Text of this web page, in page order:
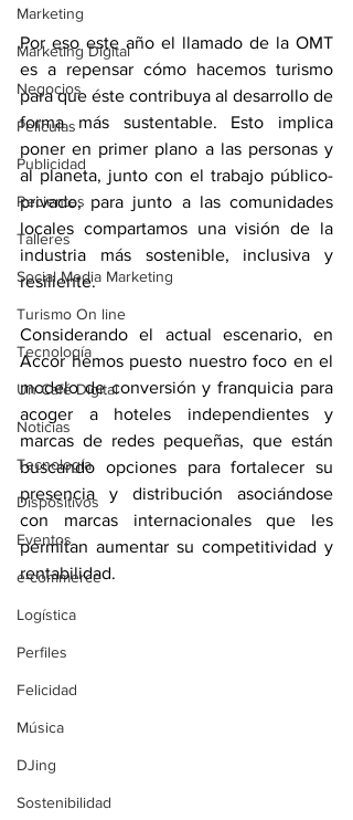
Marketing
Marketing Digital
Negocios
Películas
Publicidad
Recientes
Talleres
Social Media Marketing
Turismo On line
Tecnología
Un Café Digital
Noticias
Tecnología
Dispositivos
Eventos
e-commerce
Logística
Perfiles
Felicidad
Música
DJing
Sostenibilidad
Por eso este año el llamado de la OMT
es a repensar cómo hacemos turismo
para que éste contribuya al desarrollo de
forma más sustentable. Esto implica
poner en primer plano a las personas y
al planeta, junto con el trabajo público-
privado, para junto a las comunidades
locales compartamos una visión de la
industria más sostenible, inclusiva y
resiliente.
Considerando el actual escenario, en
Accor hemos puesto nuestro foco en el
modelo de conversión y franquicia para
acoger a hoteles independientes y
marcas de redes pequeñas, que están
buscando opciones para fortalecer su
presencia y distribución asociándose
con marcas internacionales que les
permitan aumentar su competitividad y
rentabilidad.